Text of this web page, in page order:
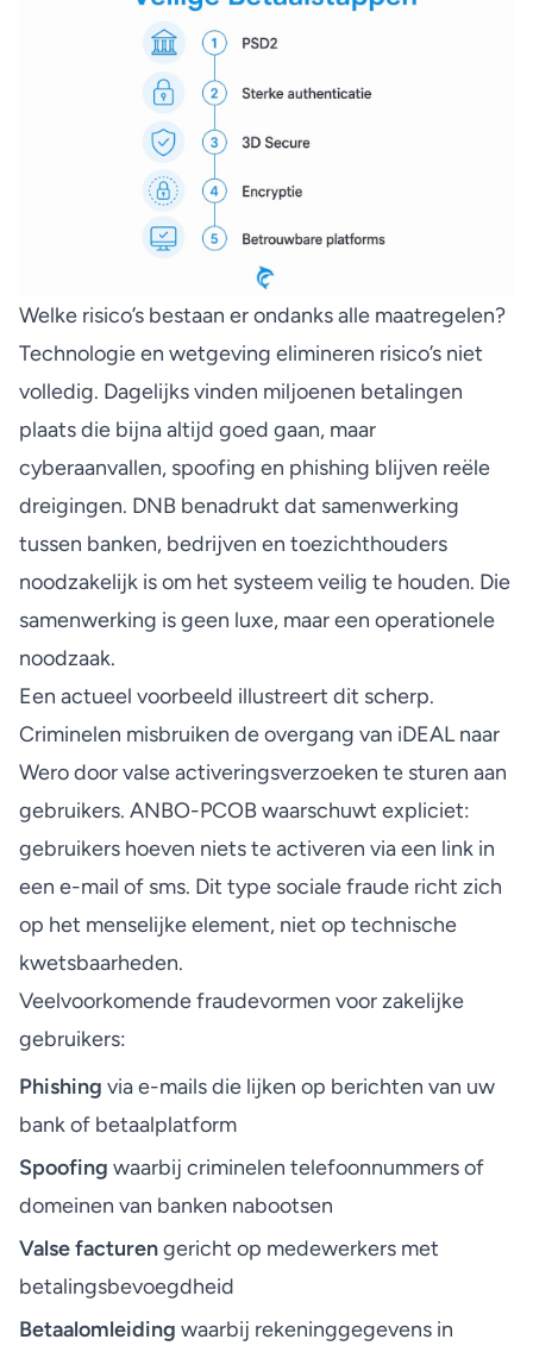
Welke risico’s bestaan er ondanks alle maatregelen?
Technologie en wetgeving elimineren risico’s niet
volledig. Dagelijks vinden miljoenen betalingen
plaats die bijna altijd goed gaan, maar
cyberaanvallen, spoofing en phishing blijven reële
dreigingen. DNB benadrukt dat samenwerking
tussen banken, bedrijven en toezichthouders
noodzakelijk is om het systeem veilig te houden. Die
samenwerking is geen luxe, maar een operationele
noodzaak.
Een actueel voorbeeld illustreert dit scherp.
Criminelen misbruiken de overgang van iDEAL naar
Wero doorvalse activeringsverzoeken te sturen aan
gebruikers. ANBO-PCOB waarschuwt expliciet:
gebruikers hoeven niets te activeren via een link in
een e-mail of sms. Dit type sociale fraude richt zich
op het menselijke element, niet op technische
kwetsbaarheden.
Veelvoorkomende fraudevormen voor zakelijke
gebruikers:
Phishing via e-mails die lijken op berichten van uw
bank of betaalplatform
Spoofing waarbij criminelen telefoonnummers of
domeinen van banken nabootsen
Valse facturengericht op medewerkers met
betalingsbevoegdheid
Betaalomleiding waarbij rekeninggegevens in